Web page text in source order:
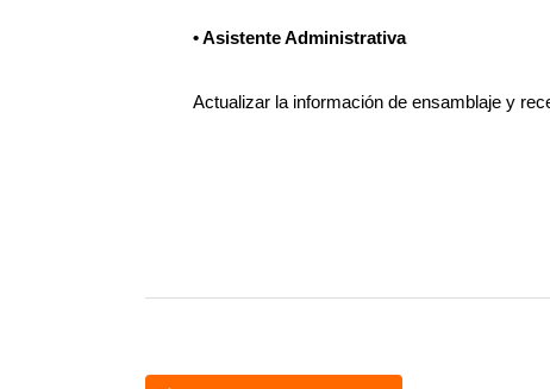
• Asistente Administrativa
Actualizar la información de ensamblaje y